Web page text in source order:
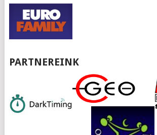
PARTNEREINK